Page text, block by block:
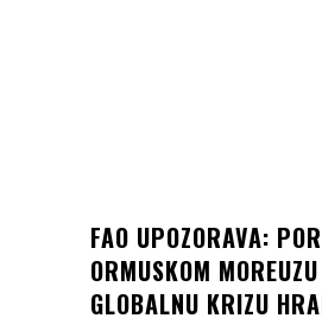
FAO UPOZORAVA:
ORMUSKOM
GLOBALNU KRIZU